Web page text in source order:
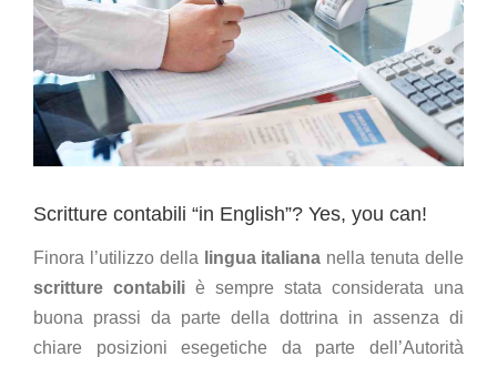
Scritture contabili “in English”? Yes, you can!
Finora l’utilizzo della lingua italiana nella tenuta delle
scritture contabili è sempre stata considerata una
buona prassi da parte della dottrina in assenza di
chiare posizioni esegetiche da parte dell’Autorità